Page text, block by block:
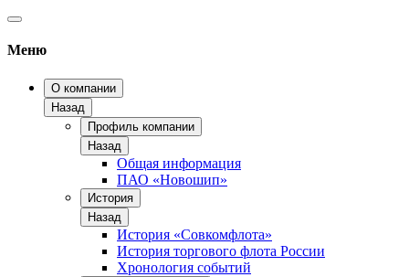
Меню
О компании
Назад
Профиль компании
Назад
Общая информация
ПАО «Новошип»
История
Назад
История «Совкомфлота»
История торгового флота России
Хронология событий